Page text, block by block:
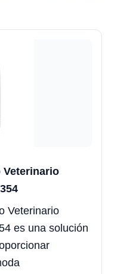
Veterinario
Veterinario
es una solución